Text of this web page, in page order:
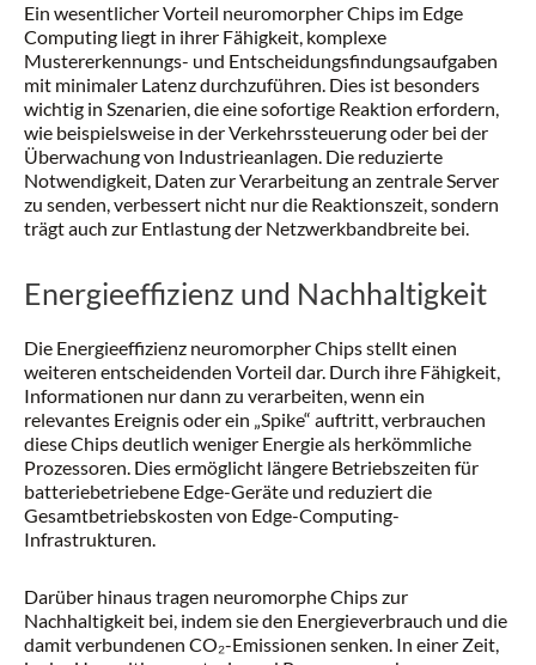
Ein wesentlicher Vorteil neuromorpher Chips im Edge
Computing liegt in ihrer Fähigkeit, komplexe
Mustererkennungs- und Entscheidungsfindungsaufgaben
mit minimaler Latenz durchzuführen. Dies ist besonders
wichtig in Szenarien, die eine sofortige Reaktion erfordern,
wie beispielsweise in der Verkehrssteuerung oder bei der
Überwachung von Industrieanlagen. Die reduzierte
Notwendigkeit, Daten zur Verarbeitung an zentrale Server
zu senden, verbessert nicht nur die Reaktionszeit, sondern
trägt auch zur Entlastung der Netzwerkbandbreite bei.
Energieeffizienz und Nachhaltigkeit
Die Energieeffizienz neuromorpher Chips stellt einen
weiteren entscheidenden Vorteil dar. Durch ihre Fähigkeit,
Informationen nur dann zu verarbeiten, wenn ein
relevantes Ereignis oder ein „Spike“ auftritt, verbrauchen
diese Chips deutlich weniger Energie als herkömmliche
Prozessoren. Dies ermöglicht längere Betriebszeiten für
batteriebetriebene Edge-Geräte und reduziert die
Gesamtbetriebskosten von Edge-Computing-
Infrastrukturen.
Darüber hinaus tragen neuromorphe Chips zur
Nachhaltigkeit bei, indem sie den Energieverbrauch und die
damit verbundenen CO₂-Emissionen senken. In einer Zeit,